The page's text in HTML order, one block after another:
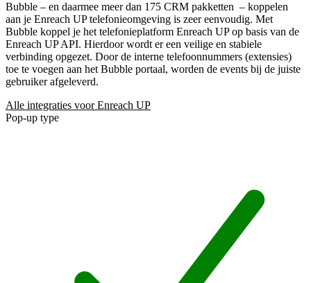
Bubble – en daarmee meer dan 175 CRM pakketten – koppelen
aan je Enreach UP telefonieomgeving is zeer eenvoudig. Met
Bubble koppel je het telefonieplatform Enreach UP op basis van de
Enreach UP API. Hierdoor wordt er een veilige en stabiele
verbinding opgezet. Door de interne telefoonnummers (extensies)
toe te voegen aan het Bubble portaal, worden de events bij de juiste
gebruiker afgeleverd.
Alle integraties voor Enreach UP
Pop-up type